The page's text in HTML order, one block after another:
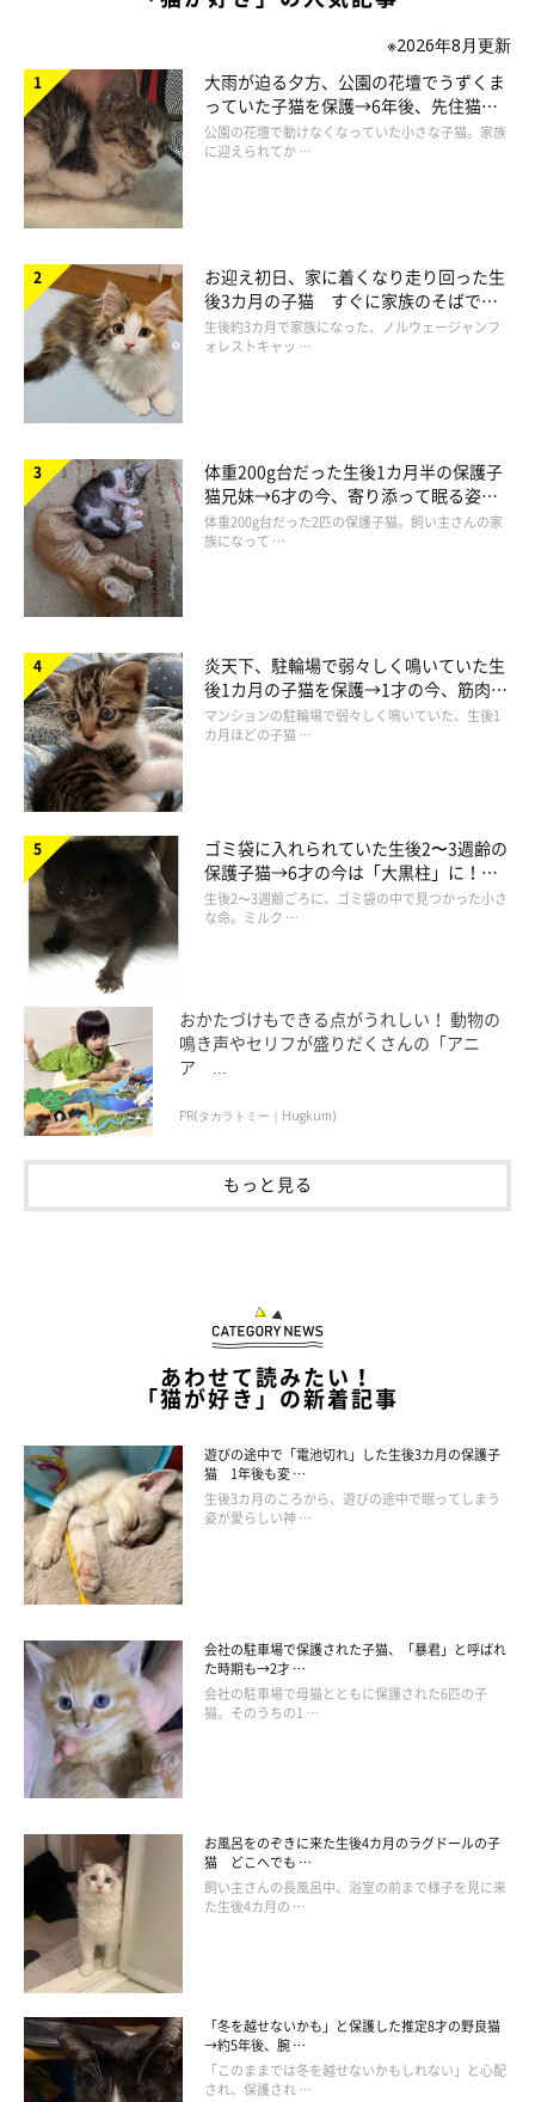
※2026年8月更新
大雨が迫る夕方、公園の花壇でうずくま
っていた子猫を保護→6年後、先住猫
と“姉妹”のような関係に
公園の花壇で動けなくなっていた小さな子猫。家族
に迎えられてか …
お迎え初日、家に着くなり走り回った生
後3カ月の子猫 すぐに家族のそばで落
ち着く姿に「迎えてよかった」
生後約3カ月で家族になった、ノルウェージャンフ
ォレストキャッ …
体重200g台だった生後1カ月半の保護子
猫兄妹→6才の今、寄り添って眠る姿に
ほっこり！
体重200g台だった2匹の保護子猫。飼い主さんの家
族になって …
炎天下、駐輪場で弱々しく鳴いていた生
後1カ月の子猫を保護→1才の今、筋肉質
でツンデレなコに成長
マンションの駐輪場で弱々しく鳴いていた、生後1
カ月ほどの子猫 …
ゴミ袋に入れられていた生後2〜3週齢の
保護子猫→6才の今は「大黒柱」に！
美しい黒猫に成長した姿にグッとくる
生後2〜3週齢ごろに、ゴミ袋の中で見つかった小さ
な命。ミルク …
おかたづけもできる点がうれしい！ 動物の
鳴き声やセリフが盛りだくさんの「アニ
ア ...
PR(タカラトミー｜Hugkum)
もっと見る
あわせて読みたい！
「猫が好き」の新着記事
遊びの途中で「電池切れ」した生後3カ月の保護子
猫 1年後も変 …
生後3カ月のころから、遊びの途中で眠ってしまう
姿が愛らしい神 …
会社の駐車場で保護された子猫、「暴君」と呼ばれ
た時期も→2才 …
会社の駐車場で母猫とともに保護された6匹の子
猫。そのうちの1 …
お風呂をのぞきに来た生後4カ月のラグドールの子
猫 どこへでも …
飼い主さんの長風呂中、浴室の前まで様子を見に来
た生後4カ月の …
「冬を越せないかも」と保護した推定8才の野良猫
→約5年後、腕 …
「このままでは冬を越せないかもしれない」と心配
され、保護され …